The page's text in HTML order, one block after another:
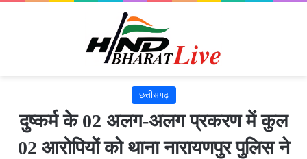
छत्तीसगढ़
दुष्कर्म के 02 अलग-अलग प्रकरण में कुल
02 आरोपियों को थाना नारायणपुर पुलिस ने